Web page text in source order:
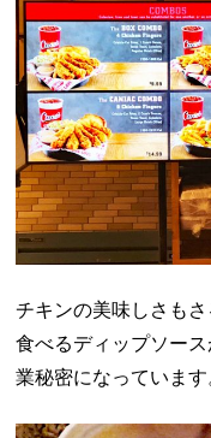
チキンの美味しさも
食べるディップソー
業秘密になっています